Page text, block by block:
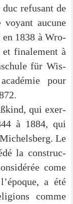
refu­sant de
aucu­ne
en 1838 à Wro­
fina­le­ment à
für Wis­
pour
qui exer­
à 1884, qui
Le
la con­s­truc­
come
a été
com­me